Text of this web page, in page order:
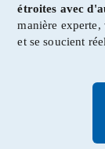
étroites avec
manière
et se soucient